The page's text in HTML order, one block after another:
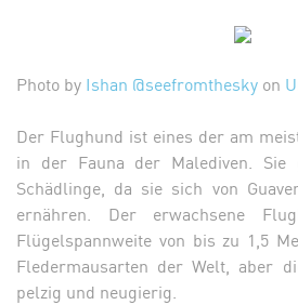
Photo by Ishan @seefromthesky on
Der Flughund ist eines der am
in der Fauna der Malediven.
Schädlinge, da sie sich von
ernähren. Der erwachsene
Flügelspannweite von bis zu 1,5
Fledermausarten der Welt, aber
pelzig und neugierig.